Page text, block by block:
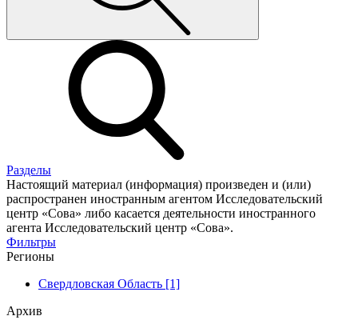
Разделы
Настоящий материал (информация) произведен и (или)
распространен иностранным агентом Исследовательский
центр «Сова» либо касается деятельности иностранного
агента Исследовательский центр «Сова».
Фильтры
Регионы
Свердловская Область [1]
Архив